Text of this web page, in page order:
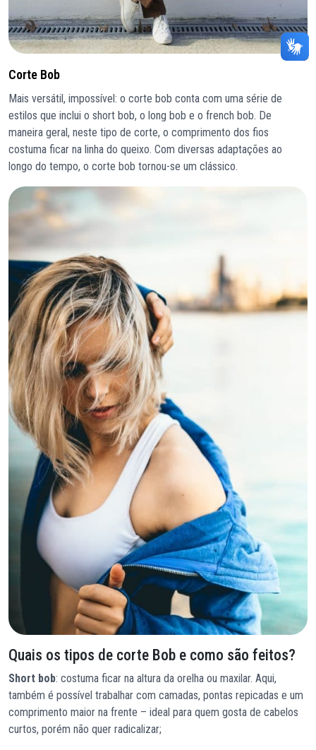
Corte Bob
Mais versátil, impossível: o corte bob conta com uma série de
estilos que inclui o short bob, o long bob e o french bob. De
maneira geral, neste tipo de corte, o comprimento dos fios
costuma ficar na linha do queixo. Com diversas adaptações ao
longo do tempo, o corte bob tornou-se um clássico.
Quais os tipos de corte Bob e como são feitos?
Short bob: costuma ficar na altura da orelha ou maxilar. Aqui,
também é possível trabalhar com camadas, pontas repicadas e um
comprimento maior na frente – ideal para quem gosta de cabelos
curtos, porém não quer radicalizar;